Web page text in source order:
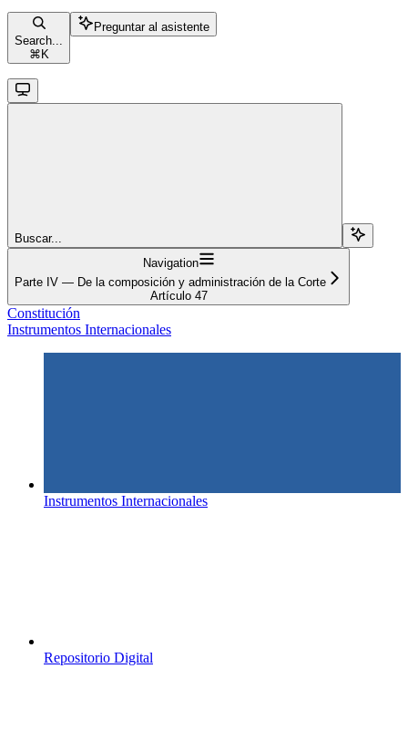
Search...
⌘ K
Preguntar al asistente
Buscar...
Navigation
Parte IV — De la composición y administración de la Corte
Artículo 47
Constitución
Instrumentos Internacionales
Instrumentos Internacionales
Repositorio Digital